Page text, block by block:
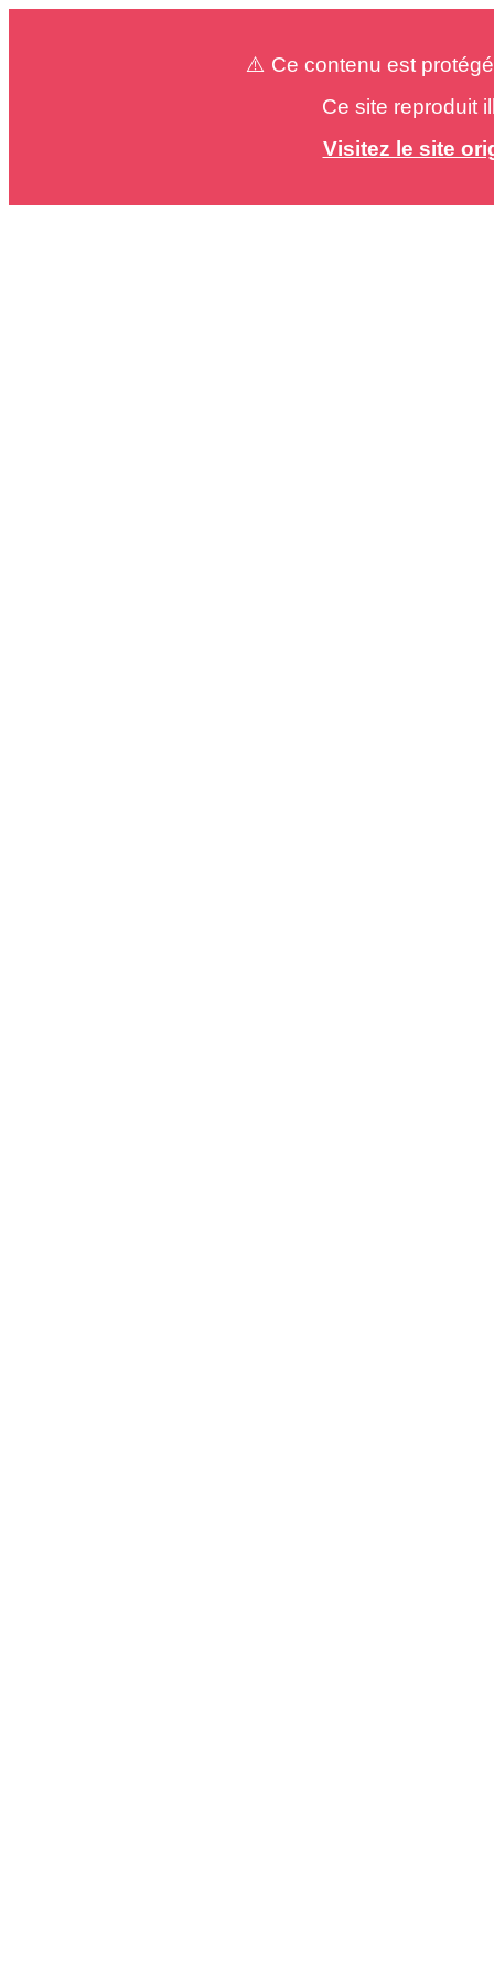
⚠️ Ce contenu est
Ce site reproduit
Visitez le site